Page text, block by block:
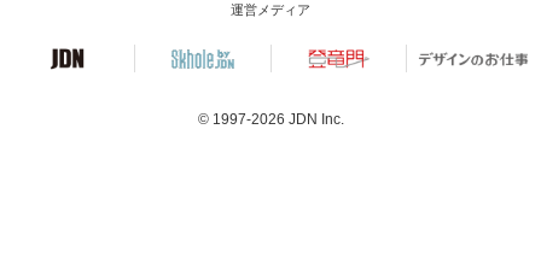
運営メディア
© 1997-2026 JDN Inc.